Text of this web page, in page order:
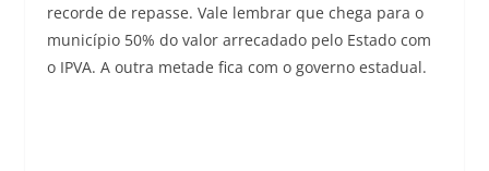
recorde de repasse. Vale lembrar que chega para o
município 50% do valor arrecadado pelo Estado com
o IPVA. A outra metade fica com o governo estadual.